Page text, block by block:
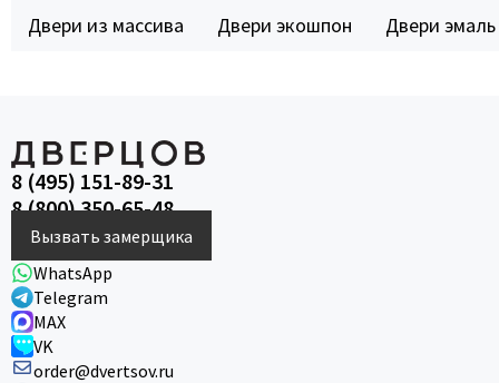
Двери из массива Двери экошпон Двери эмаль
8 (495) 151-89-31
8 (800) 350-65-48
Вызвать замерщика
WhatsApp
Telegram
MAX
VK
order@dvertsov.ru